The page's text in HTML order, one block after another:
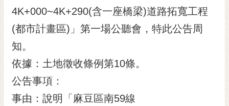
市政資訊
市民互動
黃
偉
哲
4K+000~4K+290(含一座橋梁)道路拓寬工程
(都市計畫區)」第一場公聽會，特此公告周
知。
依據：土地徵收條例第10條。
公告事項：
事由：說明「麻豆區南59線